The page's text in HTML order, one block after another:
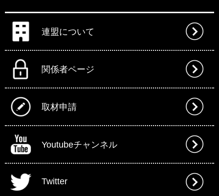
連盟について
関係者ページ
取材申請
Youtubeチャンネル
Twitter